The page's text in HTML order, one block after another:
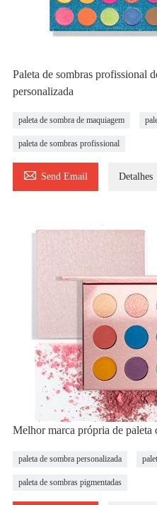
Paleta de sombras profissional
personalizada
paleta de sombra de maquiagem
paleta de sombras profissional
 Send Email Detalhes
Melhor marca própria de paleta
paleta de sombra personalizada
paleta de sombras pigmentadas